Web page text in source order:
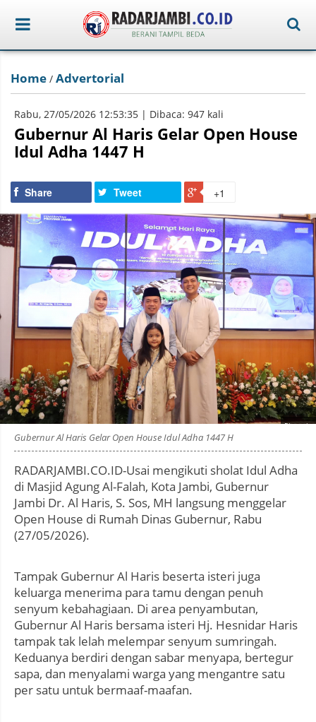
Home / Advertorial
Rabu, 27/05/2026 12:53:35 | Dibaca: 947 kali
Gubernur Al Haris Gelar Open House
Idul Adha 1447 H
Share Tweet +1
Photo by
Gubernur Al Haris Gelar Open House Idul Adha 1447 H
RADARJAMBI.CO.ID-Usai mengikuti sholat Idul Adha
di Masjid Agung Al-Falah, Kota Jambi, Gubernur
Jambi Dr. Al Haris, S. Sos, MH langsung menggelar
Open House di Rumah Dinas Gubernur, Rabu
(27/05/2026).
Tampak Gubernur Al Haris beserta isteri juga
keluarga menerima para tamu dengan penuh
senyum kebahagiaan. Di area penyambutan,
Gubernur Al Haris bersama isteri Hj. Hesnidar Haris
tampak tak lelah melempar senyum sumringah.
Keduanya berdiri dengan sabar menyapa, bertegur
sapa, dan menyalami warga yang mengantre satu
per satu untuk bermaaf-maafan.